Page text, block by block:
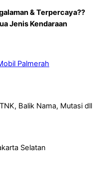
& Terpercaya??
Jenis Kendaraan
Palmerah
Balik Nama, Mutasi dll
Selatan